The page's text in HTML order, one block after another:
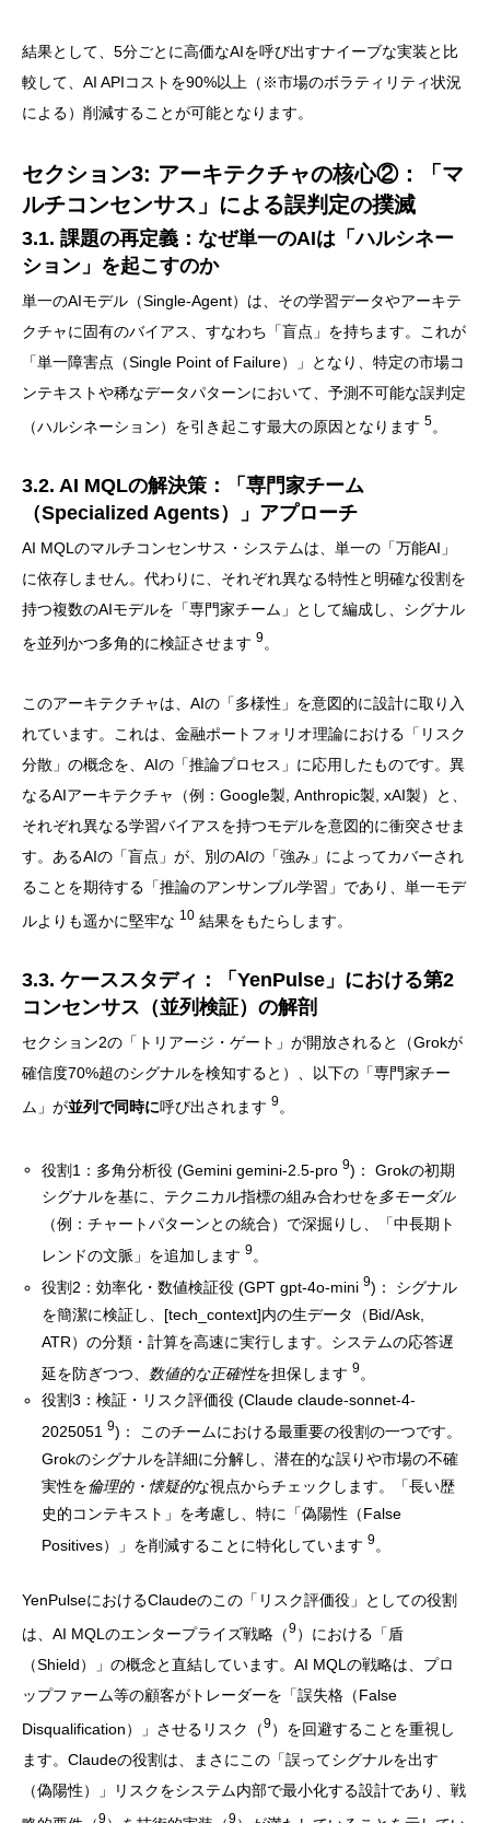
結果として、5分ごとに高価なAIを呼び出すナイーブな実装と比
較して、AI APIコストを90%以上（※市場のボラティリティ状況
による）削減することが可能となります。
セクション3: アーキテクチャの核心②：「マ
ルチコンセンサス」による誤判定の撲滅
3.1. 課題の再定義：なぜ単一のAIは「ハルシネー
ション」を起こすのか
単一のAIモデル（Single-Agent）は、その学習データやアーキテ
クチャに固有のバイアス、すなわち「盲点」を持ちます。これが
「単一障害点（Single Point of Failure）」となり、特定の市場コ
ンテキストや稀なデータパターンにおいて、予測不可能な誤判定
（ハルシネーション）を引き起こす最大の原因となります 5。
3.2. AI MQLの解決策：「専門家チーム
（Specialized Agents）」アプローチ
AI MQLのマルチコンセンサス・システムは、単一の「万能AI」
に依存しません。代わりに、それぞれ異なる特性と明確な役割を
持つ複数のAIモデルを「専門家チーム」として編成し、シグナル
を並列かつ多角的に検証させます 9。
このアーキテクチャは、AIの「多様性」を意図的に設計に取り入
れています。これは、金融ポートフォリオ理論における「リスク
分散」の概念を、AIの「推論プロセス」に応用したものです。異
なるAIアーキテクチャ（例：Google製, Anthropic製, xAI製）と、
それぞれ異なる学習バイアスを持つモデルを意図的に衝突させま
す。あるAIの「盲点」が、別のAIの「強み」によってカバーされ
ることを期待する「推論のアンサンブル学習」であり、単一モデ
ルよりも遥かに堅牢な 10 結果をもたらします。
3.3. ケーススタディ：「YenPulse」における第2
コンセンサス（並列検証）の解剖
セクション2の「トリアージ・ゲート」が開放されると（Grokが
確信度70%超のシグナルを検知すると）、以下の「専門家チー
ム」が並列で同時に呼び出されます 9。
役割1：多角分析役 (Gemini gemini-2.5-pro9)： Grokの初期
シグナルを基に、テクニカル指標の組み合わせを多モーダル
（例：チャートパターンとの統合）で深掘りし、「中長期ト
レンドの文脈」を追加します9。
役割2：効率化・数値検証役 (GPT gpt-4o-mini9)： シグナル
を簡潔に検証し、[tech_context]内の生データ（Bid/Ask,
ATR）の分類・計算を高速に実行します。システムの応答遅
延を防ぎつつ、 数値的な正確性を担保します9
役割3：検証・リスク評価役 (Claude claude-sonnet-4-
20250519)： このチームにおける最重要の役割の一つです。
Grokのシグナルを詳細に分解し、潜在的な誤りや市場の不確
実性を倫理的・懐疑的な視点からチェックします。「長い歴
史的コンテキスト」を考慮し、特に「偽陽性（False
Positives）」を削減することに特化しています9。
YenPulseにおけるClaudeのこの「リスク評価役」としての役割
は、AI MQLのエンタープライズ戦略（9）における「盾
（Shield）」の概念と直結しています。AI MQLの戦略は、プロ
ップファーム等の顧客がトレーダーを「誤失格（False
Disqualification）」させるリスク（9）を回避することを重視し
ます。Claudeの役割は、まさにこの「誤ってシグナルを出す
（偽陽性）」リスクをシステム内部で最小化する設計であり、戦
9 9